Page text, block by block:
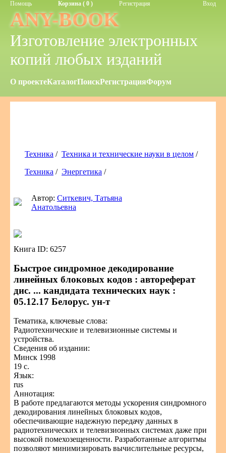
Помощь Корзина ( 0 ) Регистрация Вход
ANY-BOOK
Изготовление электронных
копий любых изданий
О проектеКаталогПоискРегистрацияФорум
Техника / Техника и технические науки в целом /
Техника / Энергетика /
Автор: Ситкевич, Татьяна
Анатольевна
Книга ID: 6257
Быстрое синдромное декодирование
линейных блоковых кодов : автореферат
дис. ... кандидата технических наук :
05.12.17 Белорус. ун-т
Тематика, ключевые слова:
Радиотехнические и телевизионные системы и
устройства.
Сведения об издании:
Минск 1998
19 с.
Язык:
rus
Аннотация:
В работе предлагаются методы ускорения синдромного
декодирования линейных блоковых кодов,
обеспечивающие надежную передачу данных в
радиотехнических и телевизионных системах даже при
высокой помехозещенности. Разработанные алгоритмы
позволяют минимизировать вычислительные ресурсы,